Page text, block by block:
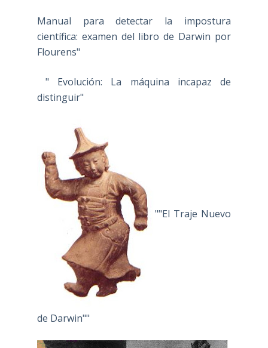
Manual para detectar la impostura
científica: examen del libro de Darwin por
Flourens"
" Evolución: La máquina incapaz de
distinguir"
""El Traje Nuevo
de Darwin""